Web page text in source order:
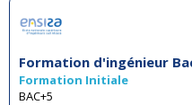
Formation d'ingénieur
Formation Initiale
BAC+5